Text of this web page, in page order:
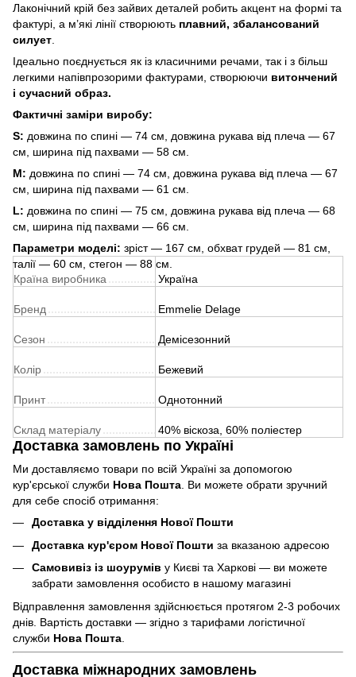
Лаконічний крій без зайвих деталей робить акцент на формі та
фактурі, а м’які лінії створюють плавний, збалансований
силует
Ідеально поєднується як із класичними речами, так і з більш
легкими напівпрозорими фактурами, створюючи витончений
і сучасний образ.
Фактичні заміри виробу:
S: довжина по спині — 74 см, довжина рукава від плеча — 67
см, ширина під пахвами — 58 см.
M: довжина по спині — 74 см, довжина рукава від плеча — 67
см, ширина під пахвами — 61 см.
L: довжина по спині — 75 см, довжина рукава від плеча — 68
см, ширина під пахвами — 66 см.
Параметри моделі: зріст — 167 см, обхват грудей — 81 см,
талії — 60 см, стегон — 88 см.
Країна виробника
Україна
Бренд Emmelie Delage
Сезон Демісезонний
Колір Бежевий
Принт Однотонний
Склад матеріалу 40% віскоза, 60% поліестер
Доставка замовлень по Україні
Ми доставляємо товари по всій Україні за допомогою
кур'єрської служби Нова Пошта. Ви можете обрати зручний
для себе спосіб отримання:
Доставка у відділення Нової Пошти
Доставка кур'єром Нової Пошти за вказаною адресою
Самовивіз із шоурумів у Києві та Харкові — ви можете
забрати замовлення особисто в нашому магазині
Відправлення замовлення здійснюється протягом 2-3 робочих
днів. Вартість доставки — згідно з тарифами логістичної
служби Нова Пошта
Доставка міжнародних замовлень